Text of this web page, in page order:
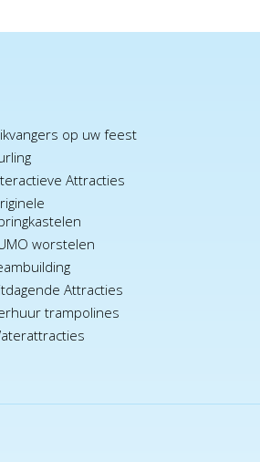
op uw feest
Attracties
worstelen
Attracties
trampolines